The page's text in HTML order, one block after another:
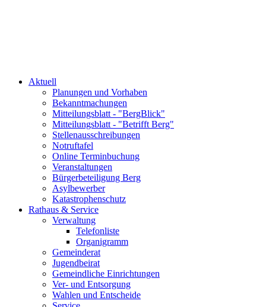
Aktuell
Planungen und Vorhaben
Bekanntmachungen
Mitteilungsblatt - "BergBlick"
Mitteilungsblatt - "Betrifft Berg"
Stellenausschreibungen
Notruftafel
Online Terminbuchung
Veranstaltungen
Bürgerbeteiligung Berg
Asylbewerber
Katastrophenschutz
Rathaus & Service
Verwaltung
Telefonliste
Organigramm
Gemeinderat
Jugendbeirat
Gemeindliche Einrichtungen
Ver- und Entsorgung
Wahlen und Entscheide